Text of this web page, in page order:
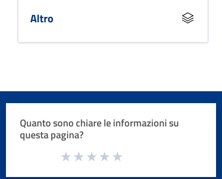
Altro
Quanto sono chiare le informazioni su
questa pagina?
Valuta da 1 a 5 stelle la pagina